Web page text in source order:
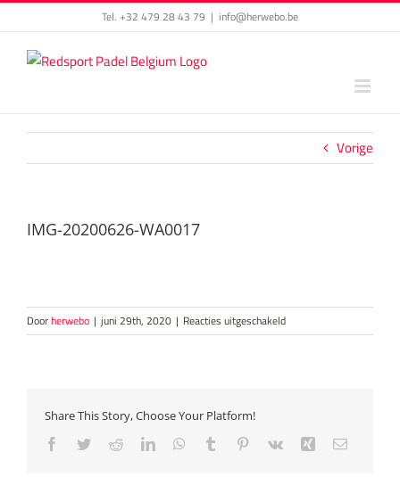
to
content
Tel. +32 479 28 43 79 | info@herwebo.be
Vorige
IMG-20200626-WA0017
Doorherwebo | juni 29th, 2020 | Reacties uitgeschakeldvoor
IMG-
Share This Story, Choose Your Platform!
Facebook
TwitterRedditLinkedInWhatsApp
Tumblr Pinterest
Vk Xing E-